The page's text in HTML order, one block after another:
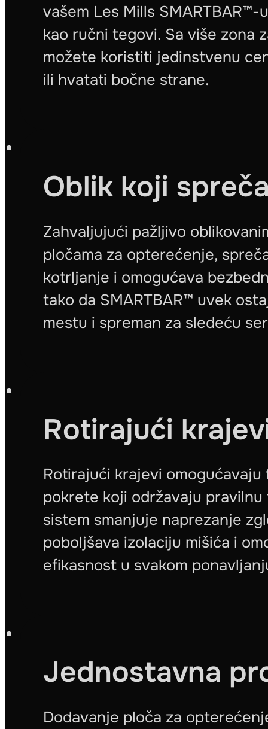
vašem Les Mills SMARTBAR™-
kao ručni tegovi. Sa više zona
možete koristiti jedinstvenu
ili hvatati bočne strane.
Oblik koji
Zahvaljujući pažljivo
pločama za opterećenje,
kotrljanje i omogućava
tako da SMARTBAR™ uvek
mestu i spreman za sledeću
Rotirajući
Rotirajući krajevi omogućavaju
pokrete koji održavaju pravilnu
sistem smanjuje naprezanje
poboljšava izolaciju mišića i
efikasnost u svakom
Jednostavna
Dodavanje ploča za